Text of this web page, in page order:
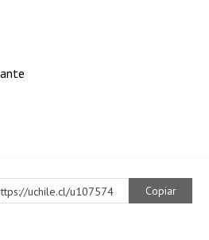
uchile.cl/u107574 Copiar